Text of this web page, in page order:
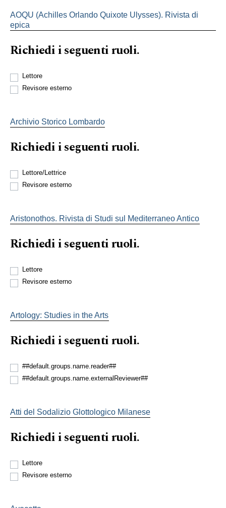
AOQU (Achilles Orlando Quixote Ulysses). Rivista di
epica
Richiedi i seguenti ruoli.
Lettore
Revisore esterno
Archivio Storico Lombardo
Richiedi i seguenti ruoli.
Lettore/Lettrice
Revisore esterno
Aristonothos. Rivista di Studi sul Mediterraneo Antico
Richiedi i seguenti ruoli.
Lettore
Revisore esterno
Artology: Studies in the Arts
Richiedi i seguenti ruoli.
##default.groups.name.reader##
##default.groups.name.externalReviewer##
Atti del Sodalizio Glottologico Milanese
Richiedi i seguenti ruoli.
Lettore
Revisore esterno